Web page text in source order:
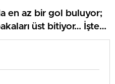
en az bir gol buluyor;
üst bitiyor… İşte